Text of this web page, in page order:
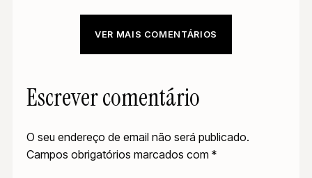
VER MAIS COMENTÁRIOS
Escrever comentário
O seu endereço de email não será publicado.
Campos obrigatórios marcados com *